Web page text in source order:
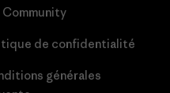
Community
de confidentialité
générales